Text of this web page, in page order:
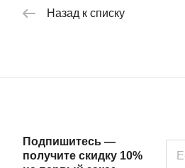
Назад к списку
Подпишитесь —
получите скидку 10%